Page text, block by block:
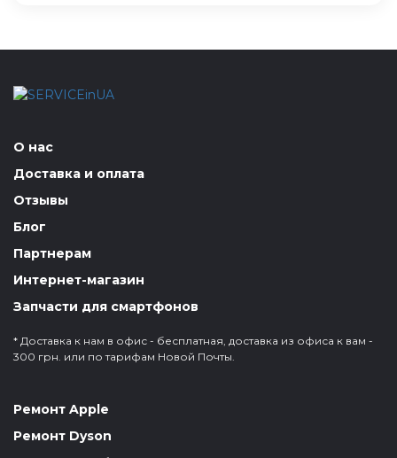
О нас
Доставка и оплата
Отзывы
Блог
Партнерам
Интернет-магазин
Запчасти для смартфонов
* Доставка к нам в офис - бесплатная, доставка из офиса к вам -
300 грн. или по тарифам Новой Почты.
Ремонт Apple
Ремонт Dyson